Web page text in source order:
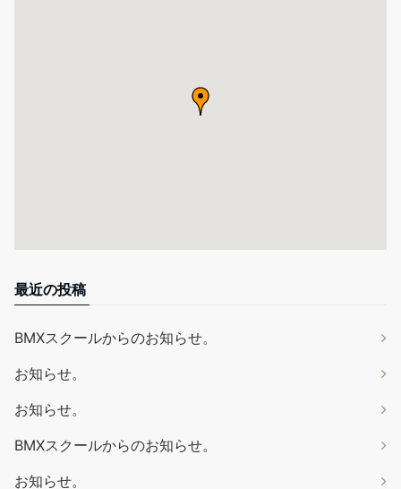
最近の投稿
BMXスクールからのお知らせ。
お知らせ。
お知らせ。
BMXスクールからのお知らせ。
お知らせ。